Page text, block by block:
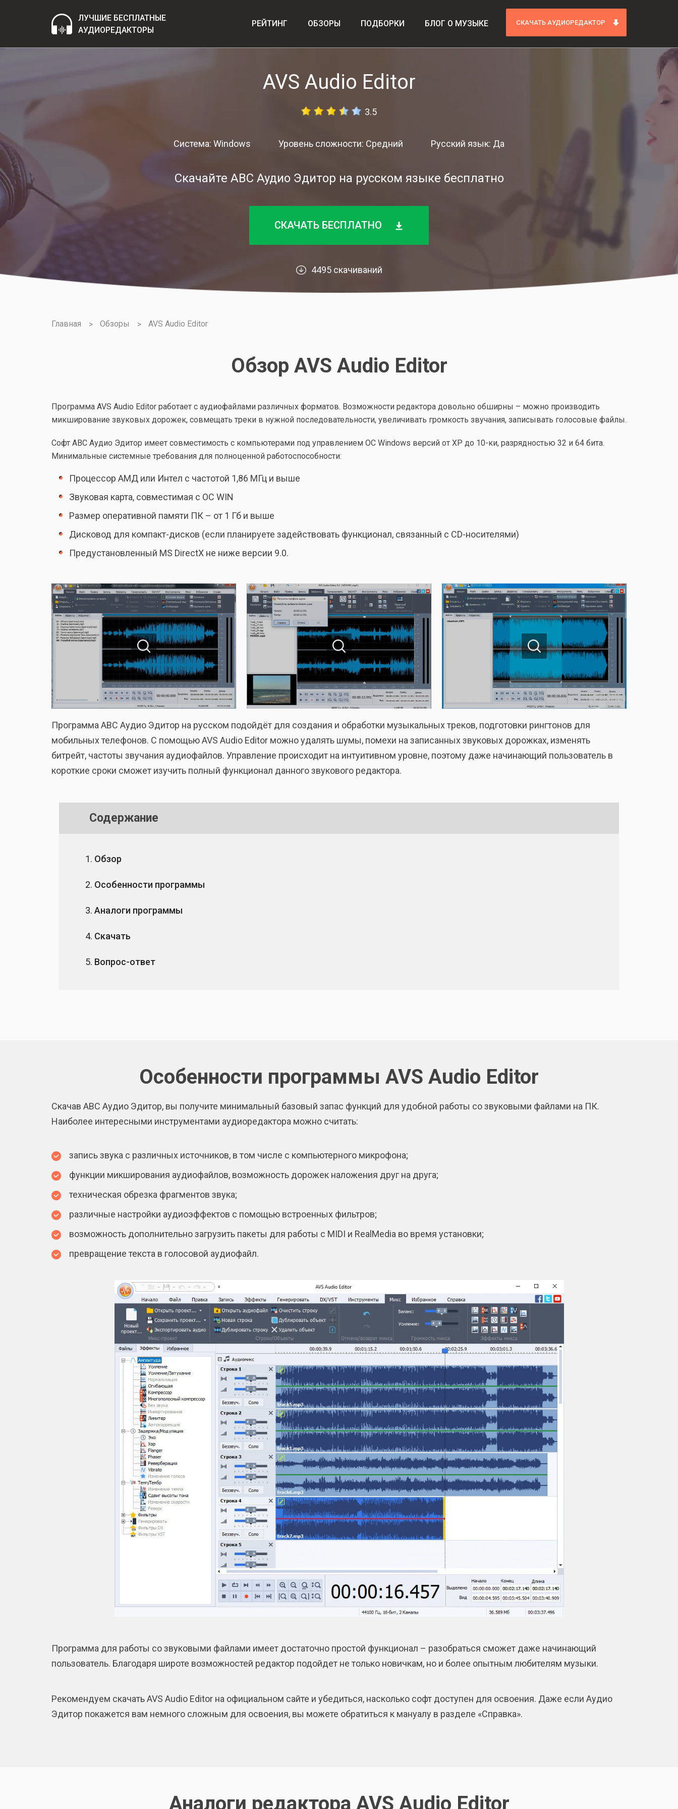
ЛУЧШИЕ БЕСПЛАТНЫЕ
АУДИОРЕДАКТОРЫ
РЕЙТИНГ ОБЗОРЫ ПОДБОРКИ БЛОГ О МУЗЫКЕ СКАЧАТЬ АУДИОРЕДАКТОР
AVS Audio Editor
3.5
Система: Windows Уровень сложности: Средний Русский язык: Да
Скачайте АВС Аудио Эдитор на русском языке бесплатно
СКАЧАТЬ БЕСПЛАТНО
4495 скачиваний
Главная Обзоры AVS Audio Editor
Обзор AVS Audio Editor
Программа AVS Audio Editor работает с аудиофайлами различных форматов. Возможности редактора довольно обширны – можно производить
микширование звуковых дорожек, совмещать треки в нужной последовательности, увеличивать громкость звучания, записывать голосовые файлы.
Софт АВС Аудио Эдитор имеет совместимость с компьютерами под управлением ОС Windows версий от XP до 10-ки, разрядностью 32 и 64 бита.
Минимальные системные требования для полноценной работоспособности:
Процессор АМД или Интел с частотой 1,86 МГц и выше
Звуковая карта, совместимая с ОС WIN
Размер оперативной памяти ПК – от 1 Гб и выше
Дисковод для компакт-дисков (если планируете задействовать функционал, связанный с CD-носителями)
Предустановленный MS DirectX не ниже версии 9.0.
Программа АВС Аудио Эдитор на русском подойдёт для создания и обработки музыкальных треков, подготовки рингтонов для
мобильных телефонов. С помощью AVS Audio Editor можно удалять шумы, помехи на записанных звуковых дорожках, изменять
битрейт, частоты звучания аудиофайлов. Управление происходит на интуитивном уровне, поэтому даже начинающий пользователь в
короткие сроки сможет изучить полный функционал данного звукового редактора.
Содержание
Обзор
Особенности программы
Аналоги программы
Скачать
Вопрос-ответ
Особенности программы AVS Audio Editor
Скачав АВС Аудио Эдитор, вы получите минимальный базовый запас функций для удобной работы со звуковыми файлами на ПК.
Наиболее интересными инструментами аудиоредактора можно считать:
запись звука с различных источников, в том числе с компьютерного микрофона;
функции микширования аудиофайлов, возможность дорожек наложения друг на друга;
техническая обрезка фрагментов звука;
различные настройки аудиоэффектов с помощью встроенных фильтров;
возможность дополнительно загрузить пакеты для работы с MIDI и RealMedia во время установки;
превращение текста в голосовой аудиофайл.
Программа для работы со звуковыми файлами имеет достаточно простой функционал – разобраться сможет даже начинающий
пользователь. Благодаря широте возможностей редактор подойдет не только новичкам, но и более опытным любителям музыки.
Рекомендуем скачать AVS Audio Editor на официальном сайте и убедиться, насколько софт доступен для освоения. Даже если Аудио
Эдитор покажется вам немного сложным для освоения, вы можете обратиться к мануалу в разделе «Справка».
Аналоги редактора AVS Audio Editor